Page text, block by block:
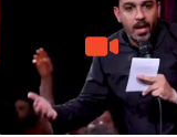
حسینا! به‌ حق زهرا «أُنْظُرْ
– عزاداری شب هفتم ماه